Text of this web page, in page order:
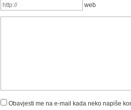
web
Obavjesti me na e-mail kada neko napiše